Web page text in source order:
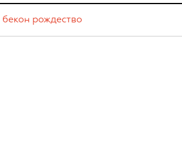
бекон рождество